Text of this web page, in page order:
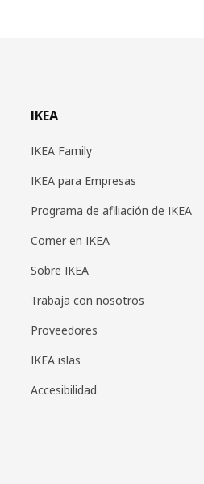
IKEA
IKEA Family
IKEA para Empresas
Programa de afiliación de IKEA
Comer en IKEA
Sobre IKEA
Trabaja con nosotros
Proveedores
IKEA islas
Accesibilidad